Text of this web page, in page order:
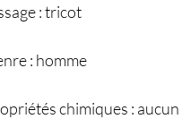
: tricot
: homme
chimiques : aucun